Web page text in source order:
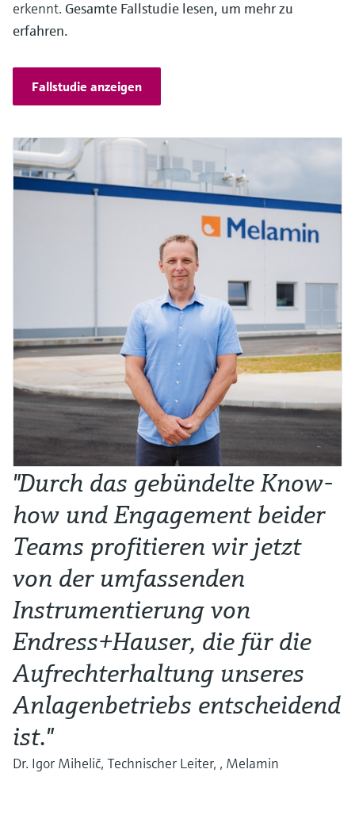
erkennt. Gesamte Fallstudie lesen, um mehr zu
erfahren.
Fallstudie anzeigen
"Durch das gebündelte Know-
how und Engagement beider
Teams profitieren wir jetzt
von der umfassenden
Instrumentierung von
Endress+Hauser, die für die
Aufrechterhaltung unseres
Anlagenbetriebs entscheidend
ist."
Dr. Igor Mihelič, Technischer Leiter, , Melamin